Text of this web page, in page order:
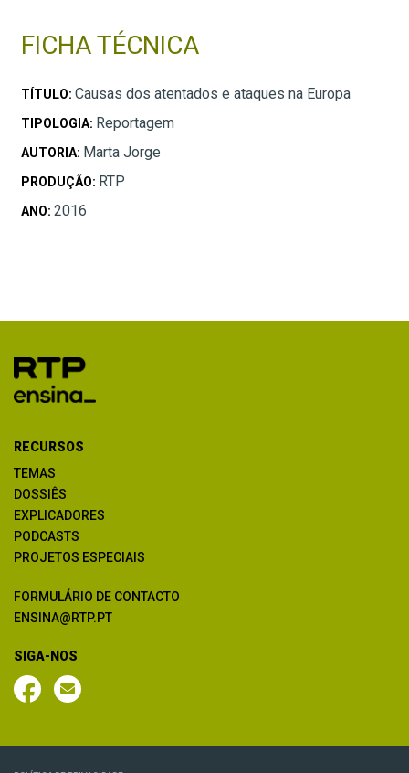
FICHA TÉCNICA
TÍTULO: Causas dos atentados e ataques na Europa
TIPOLOGIA: Reportagem
AUTORIA: Marta Jorge
PRODUÇÃO: RTP
ANO: 2016
RECURSOS
TEMAS
DOSSIÊS
EXPLICADORES
PODCASTS
PROJETOS ESPECIAIS
FORMULÁRIO DE CONTACTO
ENSINA@RTP.PT
SIGA-NOS